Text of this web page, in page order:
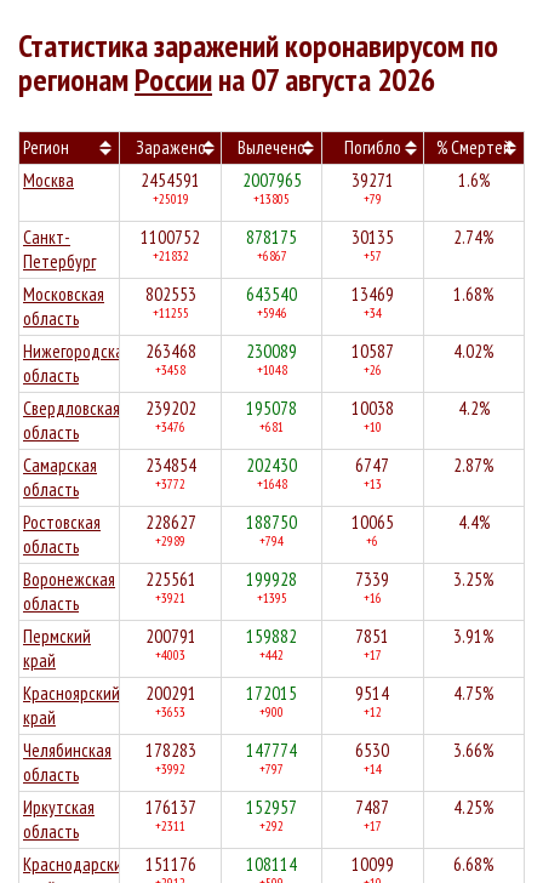
Статистика заражений коронавирусом по
регионамРоссиина 07 августа 2026
Регион Заражено Вылечено Погибло
% Смертей
Москва
2454591
+25019
2007965
+13805
39271
+79
1.6%
Санкт-
Петербург
1100752
+21832
878175
+6867
30135
+57
2.74%
Московская
область
802553
+11255
643540
+5946
13469
+34
1.68%
Нижегородская
область
263468
+3458
230089
+1048
10587
+26
4.02%
Свердловская
область
239202
+3476
195078
+681
10038
+10
4.2%
Самарская
область
234854
+3772
202430
+1648
6747
+13
2.87%
Ростовская
область
228627
+2989
188750
+794
10065
+6
4.4%
Воронежская
область
225561
+3921
199928
+1395
7339
+16
3.25%
Пермский
край
200791
+4003
159882
+442
7851
+17
3.91%
Красноярский
край
200291
+3653
172015
+900
9514
+12
4.75%
Челябинская
область
178283
+3992
147774
+797
6530
+14
3.66%
Иркутская
область
176137
+2311
152957
+292
7487
+17
4.25%
Краснодарский
151176 108114 10099 6.68%